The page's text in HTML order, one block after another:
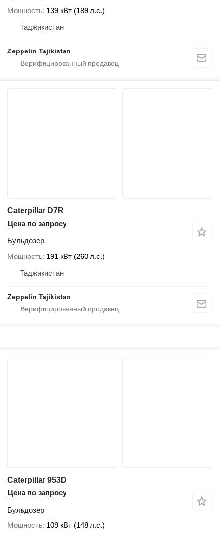
Мощность 139 кВт (189 л.с.)
Таджикистан
Zeppelin Tajikistan
Caterpillar D7R
Цена по запросу
Бульдозер
Мощность 191 кВт (260 л.с.)
Таджикистан
Zeppelin Tajikistan
Caterpillar 953D
Цена по запросу
Бульдозер
Мощность 109 кВт (148 л.с.)